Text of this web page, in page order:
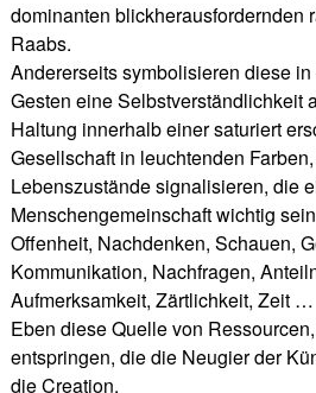
dominanten blickherausfordernden
Raabs.
Andererseits symbolisieren diese
Gesten eine Selbstverständlichkeit
Haltung innerhalb einer saturiert
Gesellschaft in leuchtenden
Lebenszustände signalisieren, die
Menschengemeinschaft wichtig
Offenheit, Nachdenken, Schauen,
Kommunikation, Nachfragen,
Aufmerksamkeit, Zärtlichkeit, Zeit …
Eben diese Quelle von
entspringen, die die Neugier der
die Creation.